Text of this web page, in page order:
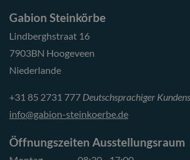
Gabion Steinkörbe
Lindberghstraat 16
7903BN Hoogeveen
Niederlande
+31 85 2731 777 Deutschsprachiger
info@gabion-steinkoerbe.de
Öffnungszeiten Ausstellungsraum